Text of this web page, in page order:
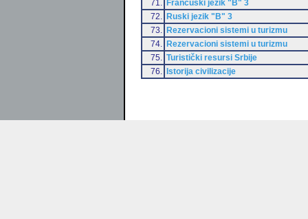
71.
Francuski jezik "B" 3
72.
Ruski jezik "B" 3
73.
Rezervacioni sistemi u turizmu
74.
Rezervacioni sistemi u turizmu
75.
Turistički resursi Srbije
76.
Istorija civilizacije